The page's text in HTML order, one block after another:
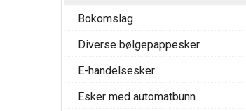
Bokomslag
Diverse bølgepappesker
E-handelsesker
Esker med automatbunn